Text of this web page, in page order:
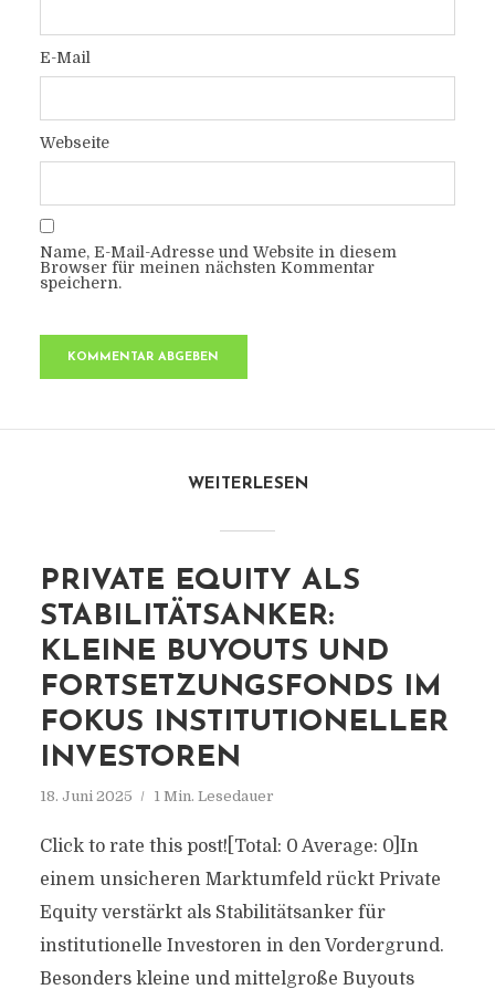
E-Mail
Webseite
Name, E-Mail-Adresse und Website in diesem
Browser für meinen nächsten Kommentar
speichern.
WEITERLESEN
PRIVATE EQUITY ALS
STABILITÄTSANKER:
KLEINE BUYOUTS UND
FORTSETZUNGSFONDS IM
FOKUS INSTITUTIONELLER
INVESTOREN
18. Juni 2025 1 Min. Lesedauer
Click to rate this post![Total: 0 Average: 0]In
einem unsicheren Marktumfeld rückt Private
Equity verstärkt als Stabilitätsanker für
institutionelle Investoren in den Vordergrund.
Besonders kleine und mittelgroße Buyouts